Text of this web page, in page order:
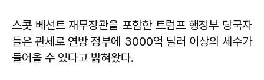
스콧 베선트 재무장관을 포함한 트럼프 행정부 당국자
들은 관세로 연방 정부에 3000억 달러 이상의 세수가
들어올 수 있다고 밝혀왔다.